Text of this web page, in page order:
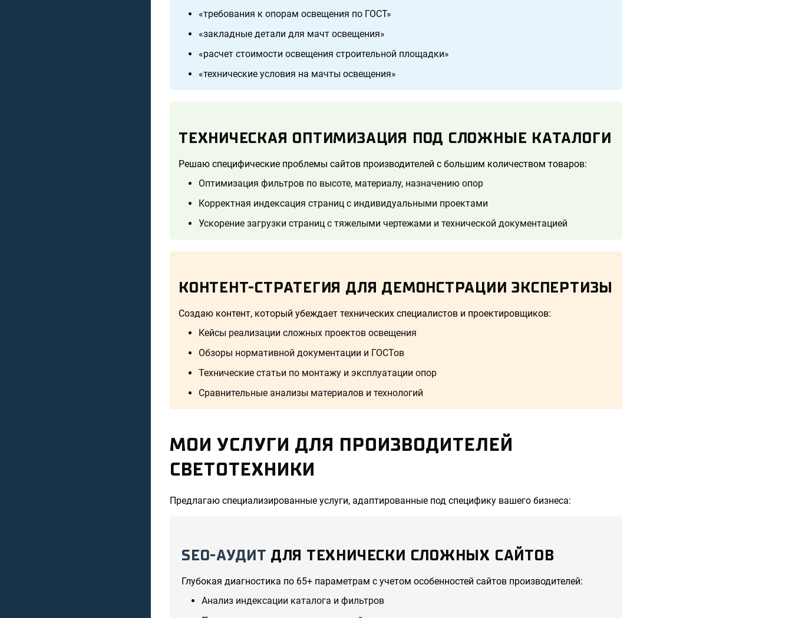
«требования к опорам освещения по ГОСТ»
«закладные детали для мачт освещения»
«расчет стоимости освещения строительной площадки»
«технические условия на мачты освещения»
ТЕХНИЧЕСКАЯ ОПТИМИЗАЦИЯ ПОД СЛОЖНЫЕ КАТАЛОГИ
Решаю специфические проблемы сайтов производителей с большим количеством товаров:
Оптимизация фильтров по высоте, материалу, назначению опор
Корректная индексация страниц с индивидуальными проектами
Ускорение загрузки страниц с тяжелыми чертежами и технической документацией
КОНТЕНТ-СТРАТЕГИЯ ДЛЯ ДЕМОНСТРАЦИИ ЭКСПЕРТИЗЫ
Создаю контент, который убеждает технических специалистов и проектировщиков:
Кейсы реализации сложных проектов освещения
Обзоры нормативной документации и ГОСТов
Технические статьи по монтажу и эксплуатации опор
Сравнительные анализы материалов и технологий
МОИ УСЛУГИ ДЛЯ ПРОИЗВОДИТЕЛЕЙ
СВЕТОТЕХНИКИ
Предлагаю специализированные услуги, адаптированные под специфику вашего бизнеса:
SEO-АУДИТ ДЛЯ ТЕХНИЧЕСКИ СЛОЖНЫХ САЙТОВ
Глубокая диагностика по 65+ параметрам с учетом особенностей сайтов производителей:
Анализ индексации каталога и фильтров